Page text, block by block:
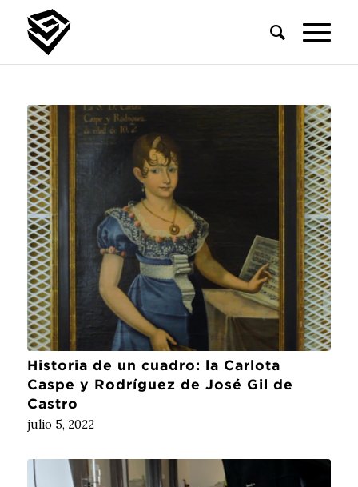
Historia de un cuadro: la Carlota
Caspe y Rodríguez de José Gil de
Castro
julio 5, 2022